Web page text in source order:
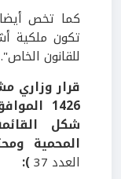
كما تخص أيضا
تكون ملكية
للقانون الخاص".
شكل
المحمية
العدد 37
):